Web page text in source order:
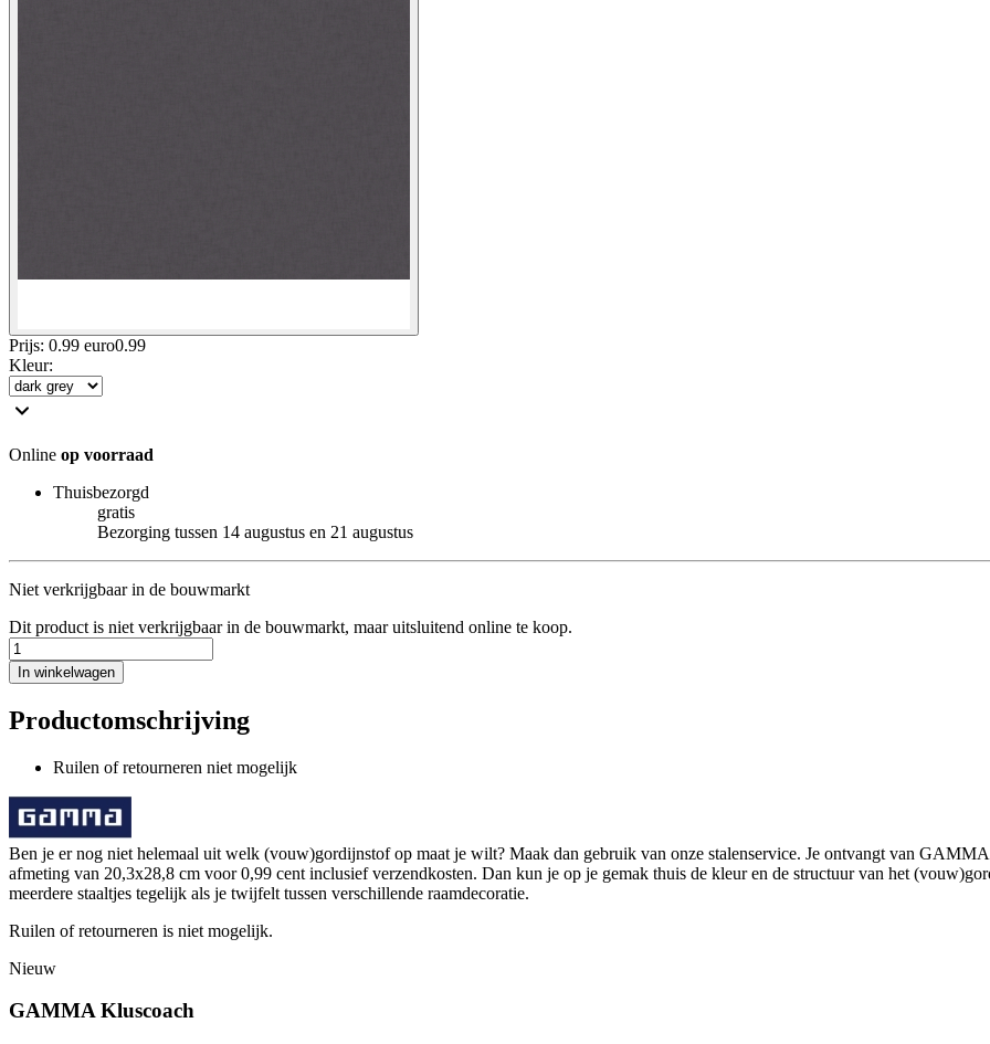
Prijs: 0.99 euro0.99
Kleur:
Online op voorraad
Thuisbezorgd
gratis
Bezorging tussen 14 augustus en 21 augustus
Niet verkrijgbaar in de bouwmarkt
Dit product is niet verkrijgbaar in de bouwmarkt, maar uitsluitend online te koop.
In winkelwagen
Productomschrijving
Ruilen of retourneren niet mogelijk
Ben je er nog niet helemaal uit welk (vouw)gordijnstof op maat je wilt? Maak dan gebruik van onze stalenservice. Je ontvangt van
afmeting van 20,3x28,8 cm voor 0,99 cent inclusief verzendkosten. Dan kun je op je gemak thuis de kleur en de structuur van het
meerdere staaltjes tegelijk als je twijfelt tussen verschillende raamdecoratie.
Ruilen of retourneren is niet mogelijk.
Nieuw
GAMMA Kluscoach